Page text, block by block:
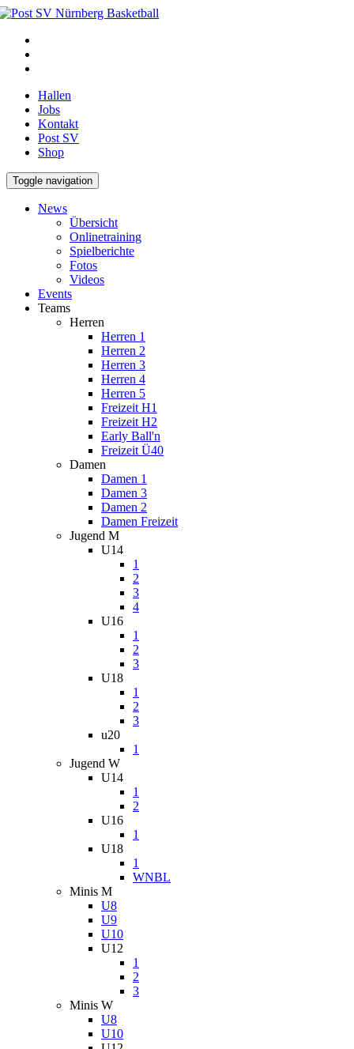
Hallen
Jobs
Kontakt
Post SV
Shop
Toggle navigation
News
Übersicht
Onlinetraining
Spielberichte
Fotos
Videos
Events
Teams
Herren
Herren 1
Herren 2
Herren 3
Herren 4
Herren 5
Freizeit H1
Freizeit H2
Early Ball'n
Freizeit Ü40
Damen
Damen 1
Damen 3
Damen 2
Damen Freizeit
Jugend M
U14
1
2
3
4
U16
1
2
3
U18
1
2
3
u20
1
Jugend W
U14
1
2
U16
1
U18
1
WNBL
Minis M
U8
U9
U10
U12
1
2
3
Minis W
U8
U10